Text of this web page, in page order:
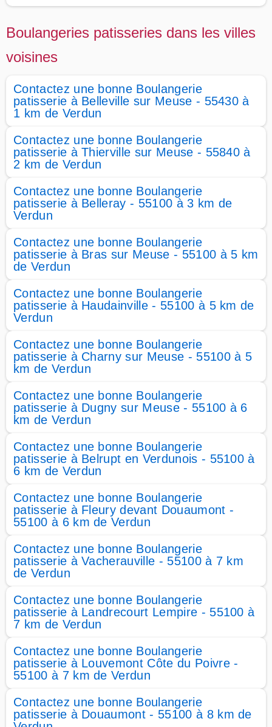
Boulangeries patisseries dans les villes
voisines
Contactez une bonne Boulangerie
patisserie à Belleville sur Meuse - 55430 à
1 km de Verdun
Contactez une bonne Boulangerie
patisserie à Thierville sur Meuse - 55840 à
2 km de Verdun
Contactez une bonne Boulangerie
patisserie à Belleray - 55100 à 3 km de
Verdun
Contactez une bonne Boulangerie
patisserie à Bras sur Meuse - 55100 à 5 km
de Verdun
Contactez une bonne Boulangerie
patisserie à Haudainville - 55100 à 5 km de
Verdun
Contactez une bonne Boulangerie
patisserie à Charny sur Meuse - 55100 à 5
km de Verdun
Contactez une bonne Boulangerie
patisserie à Dugny sur Meuse - 55100 à 6
km de Verdun
Contactez une bonne Boulangerie
patisserie à Belrupt en Verdunois - 55100 à
6 km de Verdun
Contactez une bonne Boulangerie
patisserie à Fleury devant Douaumont -
55100 à 6 km de Verdun
Contactez une bonne Boulangerie
patisserie à Vacherauville - 55100 à 7 km
de Verdun
Contactez une bonne Boulangerie
patisserie à Landrecourt Lempire - 55100 à
7 km de Verdun
Contactez une bonne Boulangerie
patisserie à Louvemont Côte du Poivre -
55100 à 7 km de Verdun
Contactez une bonne Boulangerie
patisserie à Douaumont - 55100 à 8 km de